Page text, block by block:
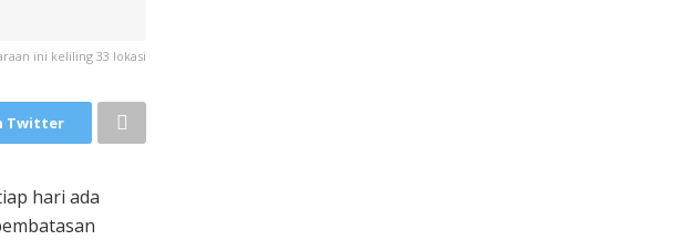
ini keliling 33 lokasi
Twitter
hari ada